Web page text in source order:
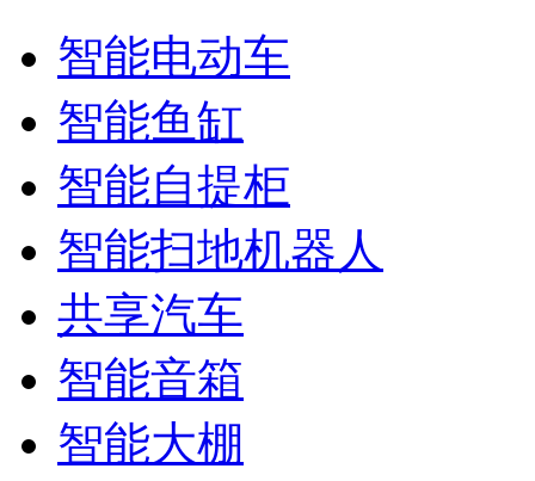
智能电动车
智能鱼缸
智能自提柜
智能扫地机器人
共享汽车
智能音箱
智能大棚